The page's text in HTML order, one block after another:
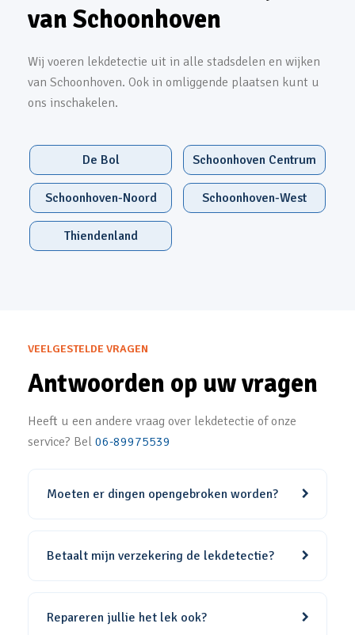
van Schoonhoven
Wij voeren lekdetectie uit in alle stadsdelen en wijken
van Schoonhoven. Ook in omliggende plaatsen kunt u
ons inschakelen.
De Bol Schoonhoven Centrum
Schoonhoven-Noord Schoonhoven-West
Thiendenland
VEELGESTELDE VRAGEN
Antwoorden op uw vragen
Heeft u een andere vraag over lekdetectie of onze
service? Bel 06-89975539
Moeten er dingen opengebroken worden?
Betaalt mijn verzekering de lekdetectie?
Repareren jullie het lek ook?